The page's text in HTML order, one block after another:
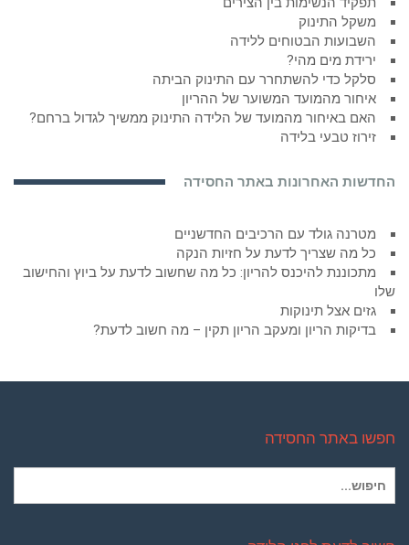
משקל התינוק
השבועות הבטוחים ללידה
ירידת מים מהי?
סלקל כדי להשתחרר עם התינוק הביתה
איחור מהמועד המשוער של ההריון
האם באיחור מהמועד של הלידה התינוק ממשיך לגדול ברחם?
זירוז טבעי בלידה
החדשות האחרונות באתר החסידה
מטרנה גולד עם הרכיבים החדשניים
כל מה שצריך לדעת על חזיות הנקה
מתכוננת להיכנס להריון: כל מה שחשוב לדעת על ביוץ והחישוב
שלו
גזים אצל תינוקות
בדיקות הריון ומעקב הריון תקין – מה חשוב לדעת?
חפשו באתר החסידה
עבור: